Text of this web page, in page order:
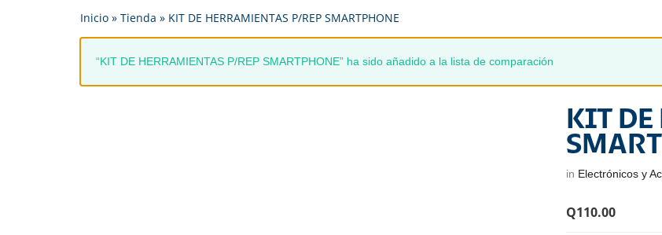
Línea
Guatemala
confiable
en
Recargas y Superpacks
Inicio » Tienda » KIT DE HERRAMIENTAS P/REP SMARTPHONE
“KIT DE HERRAMIENTAS P/REP SMARTPHONE” ha sido añadido a la lista de comparación
KIT
in Electrónicos y
Q110.00